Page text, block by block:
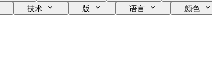
技术 版 语言 颜色
摄像机类型 胶片类型 出售者